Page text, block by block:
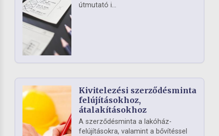
útmutató i...
Kivitelezési szerződésminta
felújításokhoz,
átalakításokhoz
A szerződésminta a lakóház-
felújításokra, valamint a bővítéssel